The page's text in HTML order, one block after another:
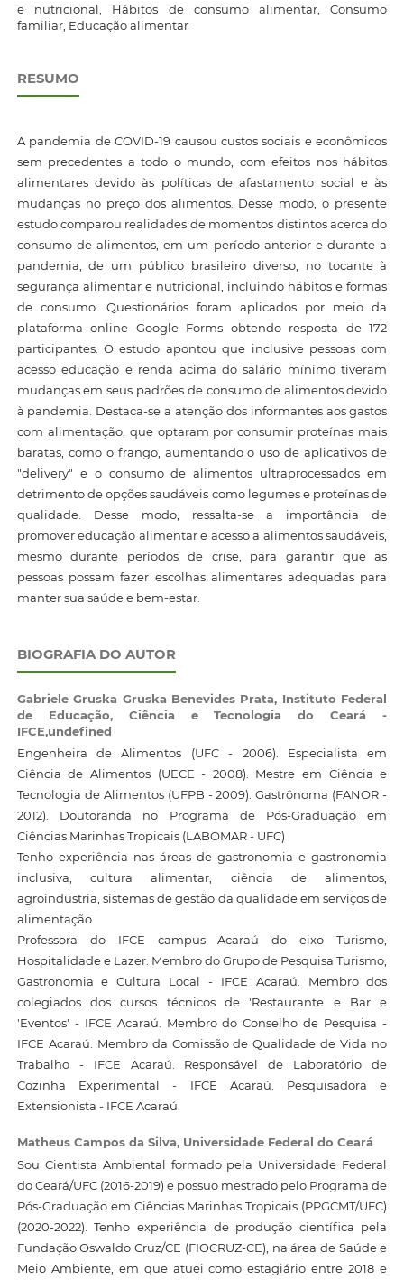
e nutricional, Hábitos de consumo alimentar, Consumo
familiar, Educação alimentar
RESUMO
A pandemia de COVID-19 causou custos sociais e econômicos
sem precedentes a todo o mundo, com efeitos nos hábitos
alimentares devido às políticas de afastamento social e às
mudanças no preço dos alimentos. Desse modo, o presente
estudo comparou realidades de momentos distintos acerca do
consumo de alimentos, em um período anterior e durante a
pandemia, de um público brasileiro diverso, no tocante à
segurança alimentar e nutricional, incluindo hábitos e formas
de consumo. Questionários foram aplicados por meio da
plataforma online Google Forms obtendo resposta de 172
participantes. O estudo apontou que inclusive pessoas com
acesso educação e renda acima do salário mínimo tiveram
mudanças em seus padrões de consumo de alimentos devido
à pandemia. Destaca-se a atenção dos informantes aos gastos
com alimentação, que optaram por consumir proteínas mais
baratas, como o frango, aumentando o uso de aplicativos de
"delivery" e o consumo de alimentos ultraprocessados em
detrimento de opções saudáveis como legumes e proteínas de
qualidade. Desse modo, ressalta-se a importância de
promover educação alimentar e acesso a alimentos saudáveis,
mesmo durante períodos de crise, para garantir que as
pessoas possam fazer escolhas alimentares adequadas para
manter sua saúde e bem-estar.
BIOGRAFIA DO AUTOR
Gabriele Gruska Gruska Benevides Prata, Instituto Federal
de Educação, Ciência e Tecnologia do Ceará -
IFCE,undefined
Engenheira de Alimentos (UFC - 2006). Especialista em
Ciência de Alimentos (UECE - 2008). Mestre em Ciência e
Tecnologia de Alimentos (UFPB - 2009). Gastrônoma (FANOR -
2012). Doutoranda no Programa de Pós-Graduação em
Ciências Marinhas Tropicais (LABOMAR - UFC)
Tenho experiência nas áreas de gastronomia e gastronomia
inclusiva, cultura alimentar, ciência de alimentos,
agroindústria, sistemas de gestão da qualidade em serviços de
alimentação.
Professora do IFCE campus Acaraú do eixo Turismo,
Hospitalidade e Lazer. Membro do Grupo de Pesquisa Turismo,
Gastronomia e Cultura Local - IFCE Acaraú. Membro dos
colegiados dos cursos técnicos de 'Restaurante e Bar e
'Eventos' - IFCE Acaraú. Membro do Conselho de Pesquisa -
IFCE Acaraú. Membro da Comissão de Qualidade de Vida no
Trabalho - IFCE Acaraú. Responsável de Laboratório de
Cozinha Experimental - IFCE Acaraú. Pesquisadora e
Extensionista - IFCE Acaraú.
Matheus Campos da Silva, Universidade Federal do Ceará
Sou Cientista Ambiental formado pela Universidade Federal
do Ceará/UFC (2016-2019) e possuo mestrado pelo Programa de
Pós-Graduação em Ciências Marinhas Tropicais (PPGCMT/UFC)
(2020-2022). Tenho experiência de produção científica pela
Fundação Oswaldo Cruz/CE (FIOCRUZ-CE), na área de Saúde e
Meio Ambiente, em que atuei como estagiário entre 2018 e